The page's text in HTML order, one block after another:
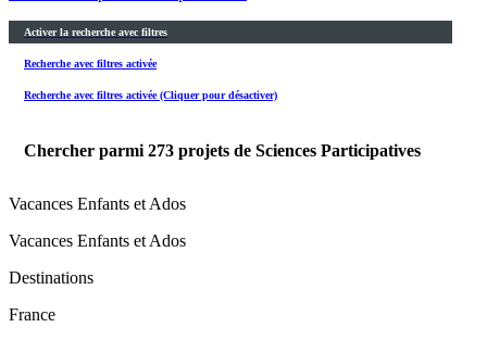
Activer la recherche avec filtres
Recherche avec filtres activée
Recherche avec filtres activée (Cliquer pour désactiver)
Chercher parmi 273 projets de Sciences Participatives
Vacances Enfants et Ados
Vacances Enfants et Ados
Destinations
France